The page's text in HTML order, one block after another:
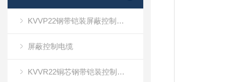
KVVP22钢带铠装屏蔽控制电缆
屏蔽控制电缆
KVVR22铜芯钢带铠装控制软电缆